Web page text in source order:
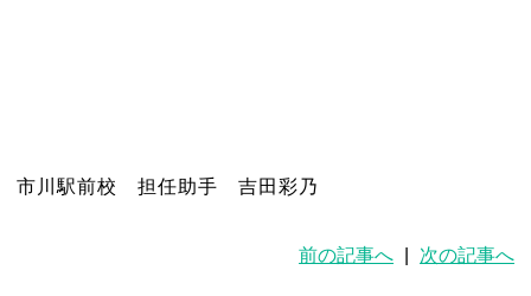
市川駅前校 担任助手 吉田彩乃
前の記事へ 次の記事へ